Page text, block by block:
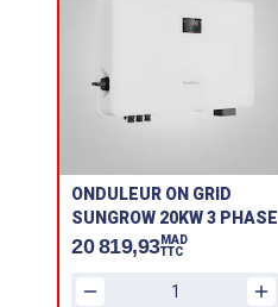
ONDULEUR ON GRID
SUNGROW 20KW 3 PHASE
20 819,93MAD
TTC